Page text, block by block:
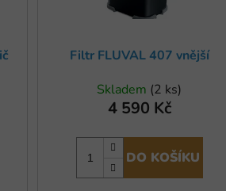
Filtr FLUVAL 407 vnější
Skladem (2 ks)
4 590 Kč
DO KOŠÍKU